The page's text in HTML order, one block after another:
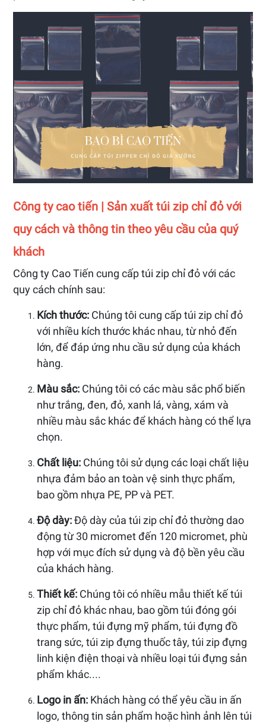
Công ty cao tiến | Sản xuất túi zip chỉ đỏ với
quy cách và thông tin theo yêu cầu của quý
khách
Công ty Cao Tiến cung cấp túi zip chỉ đỏ với các
quy cách chính sau:
Kích thước: Chúng tôi cung cấp túi zip chỉ đỏ
với nhiều kích thước khác nhau, từ nhỏ đến
lớn, để đáp ứng nhu cầu sử dụng của khách
hàng.
Màu sắc: Chúng tôi có các màu sắc phổ biến
như trắng, đen, đỏ, xanh lá, vàng, xám và
nhiều màu sắc khác để khách hàng có thể lựa
chọn.
Chất liệu: Chúng tôi sử dụng các loại chất liệu
nhựa đảm bảo an toàn vệ sinh thực phẩm,
bao gồm nhựa PE, PP và PET.
Độ dày:Độ dày của túi zip chỉ đỏ thường dao
động từ 30 micromet đến 120 micromet, phù
hợp với mục đích sử dụng và độ bền yêu cầu
của khách hàng.
Thiết kế: Chúng tôi có nhiều mẫu thiết kế túi
zip chỉ đỏ khác nhau, bao gồm túi đóng gói
thực phẩm, túi đựng mỹ phẩm, túi đựng đồ
trang sức, túi zip đựng thuốc tây, túi zip đựng
linh kiện điện thoại và nhiều loại túi đựng sản
phẩm khác....
Logo in ấn: Khách hàng có thể yêu cầu in ấn
logo, thông tin sản phẩm hoặc hình ảnh lên túi